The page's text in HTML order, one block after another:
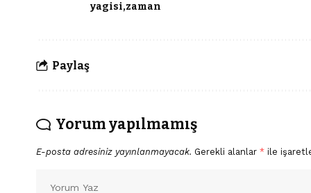
yagisi zaman
Paylaş
Yorum yapılmamış
E-posta adresiniz yayınlanmayacak. Gerekli alanlar * ile